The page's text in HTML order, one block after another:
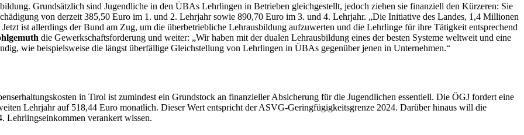
Grundsätzlich sind Jugendliche in den ÜBAs Lehrlingen in Betrieben gleichgestellt, jedoch ziehen sie finanziell den Kürzeren: Sie
von derzeit 385,50 Euro im 1. und 2. Lehrjahr sowie 890,70 Euro im 3. und 4. Lehrjahr. „Die Initiative des Landes, 1,4 Millionen
ist allerdings der Bund am Zug, um die überbetriebliche Lehrausbildung aufzuwerten und die Lehrlinge für ihre Tätigkeit entsprechend
die Gewerkschaftsforderung und weiter: „Wir haben mit der dualen Lehrausbildung eines der besten Systeme weltweit und eine
wie beispielsweise die längst überfällige Gleichstellung von Lehrlingen in ÜBAs gegenüber jenen in Unternehmen.“
in Tirol ist zumindest ein Grundstock an finanzieller Absicherung für die Jugendlichen essentiell. Die ÖGJ fordert eine
Lehrjahr auf 518,44 Euro monatlich. Dieser Wert entspricht der ASVG-Geringfügigkeitsgrenze 2024. Darüber hinaus will die
Lehrlingseinkommen verankert wissen.